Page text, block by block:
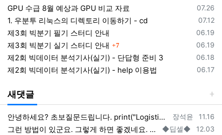
등록일
07.26
GPU 수급 8월 예상과 GPU 비교 자료
등록일
07.12
1. 우분투 리눅스의 디렉토리 이동하기 - cd
등록일
06.19
제3회 빅분기 필기 스터디 안내
등록일
06.19
제3회 빅분기 실기 스터디 안내 7
등록일
06.18
제2회 빅데이터 분석기사(실기) - 단답형 준비 3
등록일
06.17
제2회 빅데이터 분석기사(실기) - help 이용법
새댓글
등록자
장석윤 등록일
11.16
안녕하세요? 초보질문드립니다. print("Logistic Classifier", "'s ROC AUC is ", roc_auc_score(…
등록자
◆딥셀◆ 등록일
12.03
그런 방법이 있군요. 그렇게 하면 좋겠네요. 해보시면 아시겠지만 상관관계가 크지 않아서 결과에는 크게 영향을 미치지 않는 것 같습니다. 코릴…